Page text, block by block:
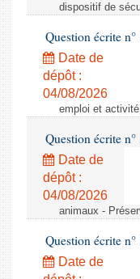
dispositif de
Question écrite
Date de
dépôt :
04/08/2026
emploi et
Question écrite
Date de
dépôt :
04/08/2026
animaux -
Question écrite
Date de